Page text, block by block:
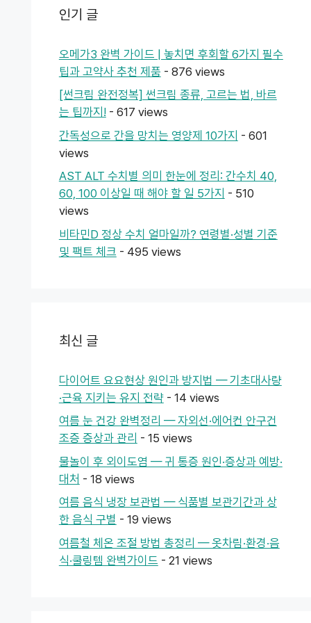
인기 글
오메가3 완벽 가이드 | 놓치면 후회할 6가지 필수
팁과 고약사 추천 제품 - 876 views
[썬크림 완전정복] 썬크림 종류, 고르는 법, 바르
는 팁까지!- 617 views
간독성으로 간을 망치는 영양제 10가지 - 601
views
AST ALT 수치별 의미 한눈에 정리: 간수치 40,
60, 100 이상일 때 해야 할 일 5가지 - 510
views
비타민D 정상 수치 얼마일까? 연령별·성별 기준
및 팩트 체크 - 495 views
최신 글
다이어트 요요현상 원인과 방지법 — 기초대사량
·근육 지키는 유지 전략- 14 views
여름 눈 건강 완벽정리 — 자외선·에어컨 안구건
조증 증상과 관리 - 15 views
물놀이 후 외이도염 — 귀 통증 원인·증상과 예방·
대처 - 18 views
여름 음식 냉장 보관법 — 식품별 보관기간과 상
한 음식 구별 - 19 views
여름철 체온 조절 방법 총정리 — 옷차림·환경·음
식·쿨링템 완벽가이드 - 21 views